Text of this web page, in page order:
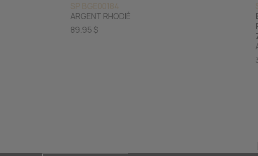
SP BGE00184
ARGENT RHODIÉ
89.95 $